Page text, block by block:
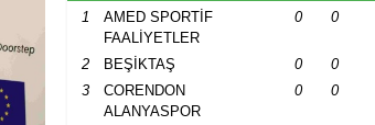
1
AMED SPORTİF
FAALİYETLER
0 0
2 BEŞİKTAŞ 0
0
3
CORENDON
ALANYASPOR
0 0